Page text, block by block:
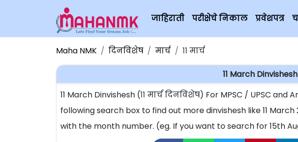
जाहिराती परीक्षेचे निकाल प्रवेशपत्र
Maha NMK दिनविशेष मार्च ११ मार्च
11 March Dinvishesh
11 March Dinvishesh (११ मार्च दिनविशेष) For MPSC / UPSC and
following search box to find out more dinvishesh like 11
with the month number. (eg. If you want to search for 15th